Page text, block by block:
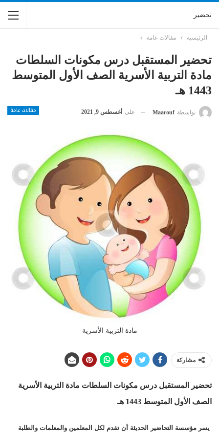
تحضير
الرئيسية مقالات عامة
تحضير المستقبل درس مكونات السلطات
مادة التربية الأسرية الصف الأول المتوسط
1443 هـ
مقالات عامة بواسطة Maarouf على أغسطس 9, 2021
مادة التربية الأسرية
مشاركة
تحضير المستقبل درس مكونات السلطات مادة التربية الأسرية
الصف الأول المتوسط 1443 هـ
يسر مؤسسة التحاضير الحديثة أن تقدم لكل المعلمين والمعلمات والطلبة